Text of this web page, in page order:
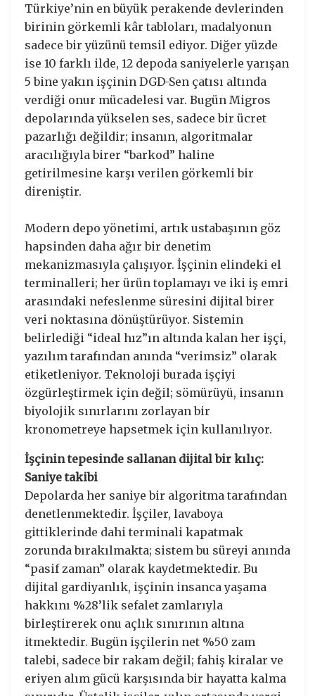
Türkiye’nin en büyük perakende devlerinden
birinin görkemli kâr tabloları, madalyonun
sadece bir yüzünü temsil ediyor. Diğer yüzde
ise 10 farklı ilde, 12 depoda saniyelerle yarışan
5 bine yakın işçinin DGD-Sen çatısı altında
verdiği onur mücadelesi var. Bugün Migros
depolarında yükselen ses, sadece bir ücret
pazarlığı değildir; insanın, algoritmalar
aracılığıyla birer “barkod” haline
getirilmesine karşı verilen görkemli bir
direniştir.
Modern depo yönetimi, artık ustabaşının göz
hapsinden daha ağır bir denetim
mekanizmasıyla çalışıyor. İşçinin elindeki el
terminalleri; her ürün toplamayı ve iki iş emri
arasındaki nefeslenme süresini dijital birer
veri noktasına dönüştürüyor. Sistemin
belirlediği “ideal hız”ın altında kalan her işçi,
yazılım tarafından anında “verimsiz” olarak
etiketleniyor. Teknoloji burada işçiyi
özgürleştirmek için değil; sömürüyü, insanın
biyolojik sınırlarını zorlayan bir
kronometreye hapsetmek için kullanılıyor.
İşçinin tepesinde sallanan dijital bir kılıç:
Saniye takibi
​Depolarda her saniye bir algoritma tarafından
denetlenmektedir. İşçiler, lavaboya
gittiklerinde dahi terminali kapatmak
zorunda bırakılmakta; sistem bu süreyi anında
“pasif zaman” olarak kaydetmektedir. Bu
dijital gardiyanlık, işçinin insanca yaşama
hakkını %28’lik sefalet zamlarıyla
birleştirerek onu açlık sınırının altına
itmektedir. Bugün işçilerin net %50 zam
talebi, sadece bir rakam değil; fahiş kiralar ve
eriyen alım gücü karşısında bir hayatta kalma